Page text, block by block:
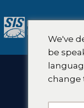
al
contenido
We've
be
change